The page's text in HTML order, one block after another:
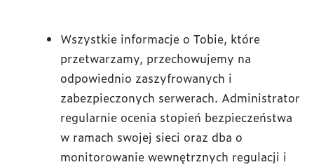
Wszystkie informacje o Tobie, które
przetwarzamy, przechowujemy na
odpowiednio zaszyfrowanych i
zabezpieczonych serwerach. Administrator
regularnie ocenia stopień bezpieczeństwa
w ramach swojej sieci oraz dba o
monitorowanie wewnętrznych regulacji i